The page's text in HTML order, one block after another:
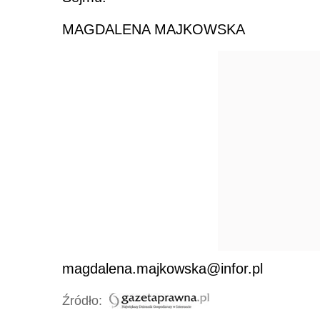
MAGDALENA MAJKOWSKA
magdalena.majkowska@infor.pl
Źródło: